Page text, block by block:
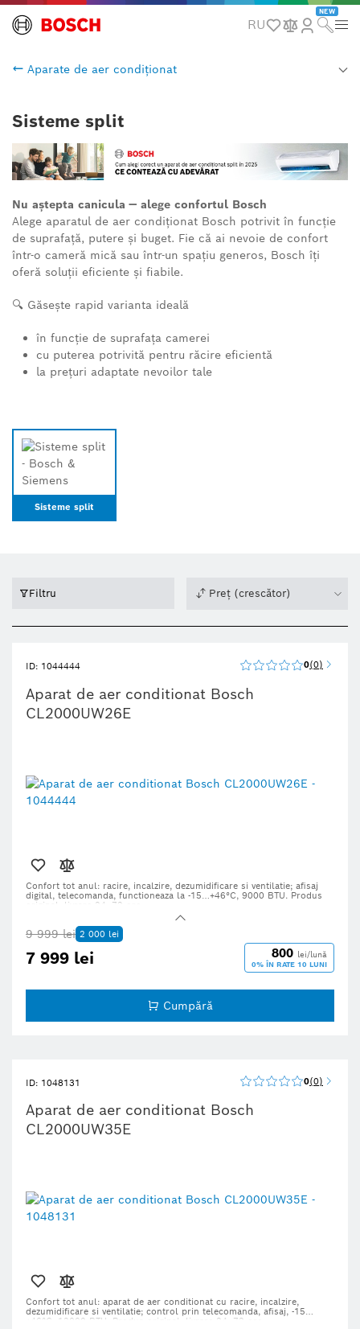
RU
NEW
Aparate de aer condiționat
Sisteme split
Nu aștepta canicula — alege confortul Bosch
Alege aparatul de aer condiționat Bosch potrivit în funcție
de suprafață, putere și buget. Fie că ai nevoie de confort
într-o cameră mică sau într-un spațiu generos, Bosch îți
oferă soluții eficiente și fiabile.
🔍 Găsește rapid varianta ideală
în funcție de suprafața camerei
cu puterea potrivită pentru răcire eficientă
la prețuri adaptate nevoilor tale
Sisteme split
Filtru Preț (crescător)
ID: 1044444 0 0
Aparat de aer conditionat Bosch
CL2000UW26E
Confort tot anul: racire, incalzire, dezumidificare si ventilatie; afisaj
digital, telecomanda, functioneaza la -15…+46°C, 9000 BTU. Produs
original, livrare 24–72 ore.
9 999 lei 2 000 lei
7 999 lei 800 lei/lună
0% ÎN RATE 10 LUNI
Cumpără
ID: 1048131 0 0
Aparat de aer conditionat Bosch
CL2000UW35E
Confort tot anul: aparat de aer conditionat cu racire, incalzire,
dezumidificare si ventilatie; control prin telecomanda, afisaj, -15…
+46°C, 12000 BTU. Produs original, livrare 24–72 ore.